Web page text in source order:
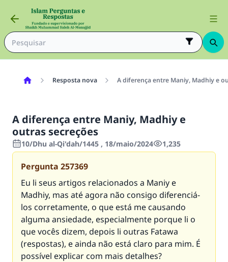
Resposta nova A diferença entre Maniy, Madhiy e
A diferença entre Maniy, Madhiy e
outras secreções
10/Dhu al-Qi'dah/1445 , 18/maio/2024 1,235
Pergunta 257369
Eu li seus artigos relacionados a Maniy e
Madhiy, mas até agora não consigo diferenciá-
los corretamente, o que está me causando
alguma ansiedade, especialmente porque li o
que vocês dizem, depois li outras Fatawa
(respostas), e ainda não está claro para mim. É
possível explicar com mais detalhes?